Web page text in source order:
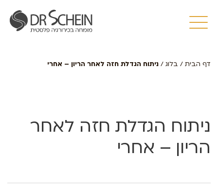
דף הבית / בלוג / ניתוח הגדלת חזה לאחר הריון – אחרי
ניתוח הגדלת חזה לאחר
הריון – אחרי